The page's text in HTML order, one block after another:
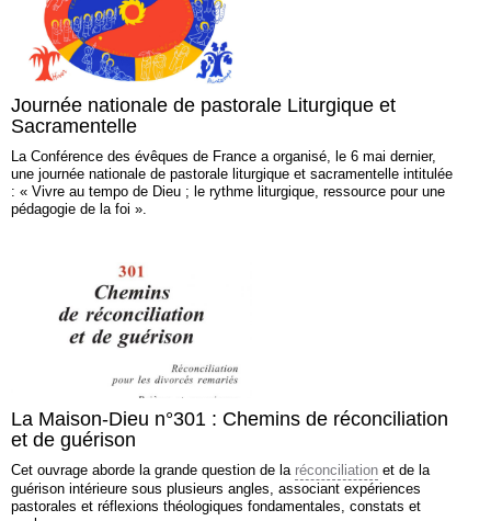
Journée nationale de pastorale Liturgique et
Sacramentelle
La Conférence des évêques de France a organisé, le 6 mai dernier,
une journée nationale de pastorale liturgique et sacramentelle intitulée
: « Vivre au tempo de Dieu ; le rythme liturgique, ressource pour une
pédagogie de la foi ».
La Maison-Dieu n°301 : Chemins de réconciliation
et de guérison
Cet ouvrage aborde la grande question de la réconciliation et de la
guérison intérieure sous plusieurs angles, associant expériences
pastorales et réflexions théologiques fondamentales, constats et